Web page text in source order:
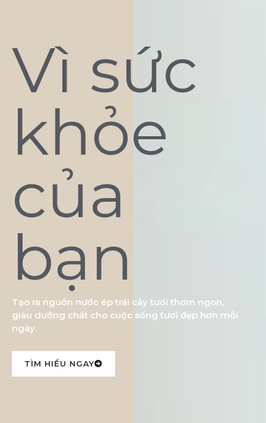
Vì sức
khỏe
của
bạn
Tạo ra nguồn nước ép trái cây tươi thơm ngon,
giàu dưỡng chất cho cuộc sống tươi đẹp hơn mỗi
ngày.
TÌM HIỂU NGAY